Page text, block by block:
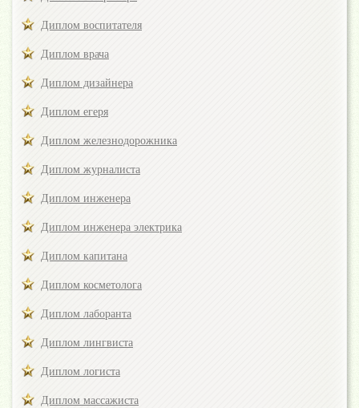
Диплом воспитателя
Диплом врача
Диплом дизайнера
Диплом егеря
Диплом железнодорожника
Диплом журналиста
Диплом инженера
Диплом инженера электрика
Диплом капитана
Диплом косметолога
Диплом лаборанта
Диплом лингвиста
Диплом логиста
Диплом массажиста